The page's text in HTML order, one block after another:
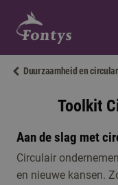
Duurzaamheid en
Toolkit
Aan de slag met
Circulair
en nieuwe kansen.